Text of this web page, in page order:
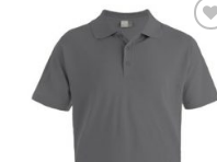
Zur
Wunschliste
hinzufügen